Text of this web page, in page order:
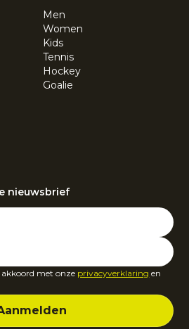
Men
Women
Kids
Tennis
Hockey
Goalie
nieuwsbrief
akkoord met onze privacyverklaring en